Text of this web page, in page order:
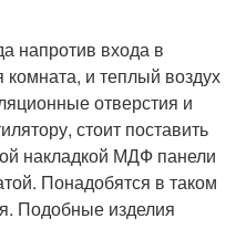
напротив входа в
и теплый воздух
отверстия и
стоит поставить
накладкой МДФ панели
Понадобятся в таком
Подобные изделия